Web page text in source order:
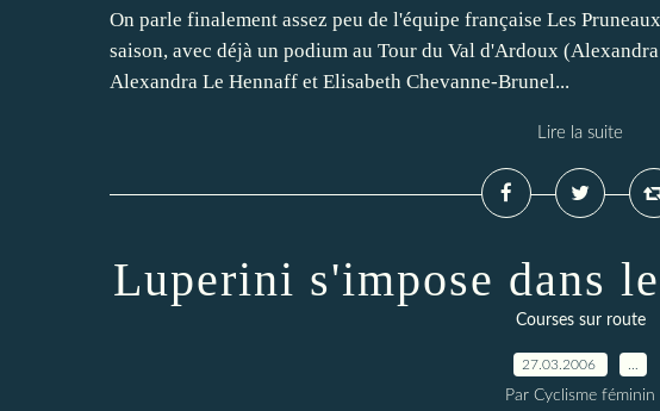
On parle finalement assez peu de l'équipe française Les
saison, avec déjà un podium au Tour du Val d'Ardoux
Alexandra Le Hennaff et Elisabeth Chevanne-Brunel...
Lire la suite
Luperini s'impose dans
Courses sur route
27.03.2006
Par Cyclisme féminin